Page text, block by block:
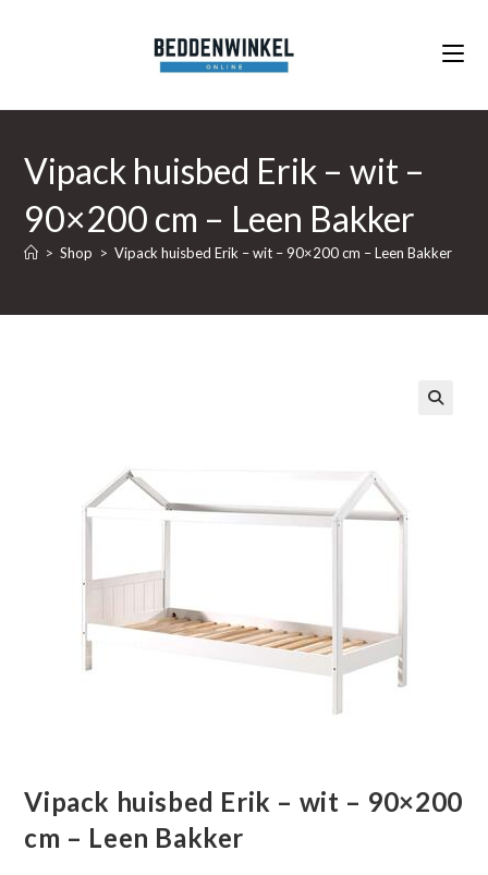
Vipack huisbed Erik – wit –
90×200 cm – Leen Bakker
> Shop > Vipack huisbed Erik – wit – 90×200 cm – Leen Bakker
Vipack huisbed Erik – wit – 90×200
cm – Leen Bakker